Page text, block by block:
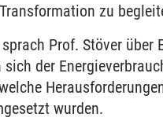
zu
Prof. Stöver über
sich der
wurden.